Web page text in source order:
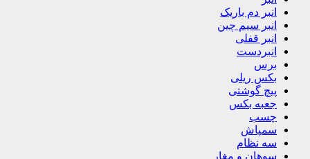
انبر دم باریک
انبر سیم چین
انبر قفلی
انبردست
برس
بکس ریلی
پیچ گوشتی
جعبه بکس
چسب
سمپاش
سه نظام
سوهان و مغار